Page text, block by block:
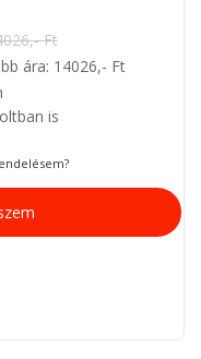
Ft
ára: 14026,- Ft
is